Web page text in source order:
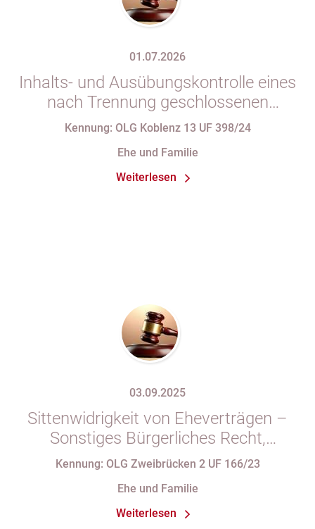
01.07.2026
Inhalts- und Ausübungskontrolle eines
nach Trennung geschlossenen
Ehevertrages
Kennung: OLG Koblenz 13 UF 398/24
Ehe und Familie
Weiterlesen
03.09.2025
Sittenwidrigkeit von Eheverträgen –
Sonstiges Bürgerliches Recht,
Familienrecht
Kennung: OLG Zweibrücken 2 UF 166/23
Ehe und Familie
Weiterlesen